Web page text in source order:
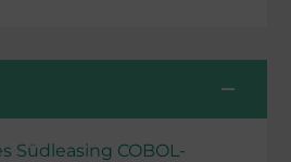
Südlea­sing COBOL-